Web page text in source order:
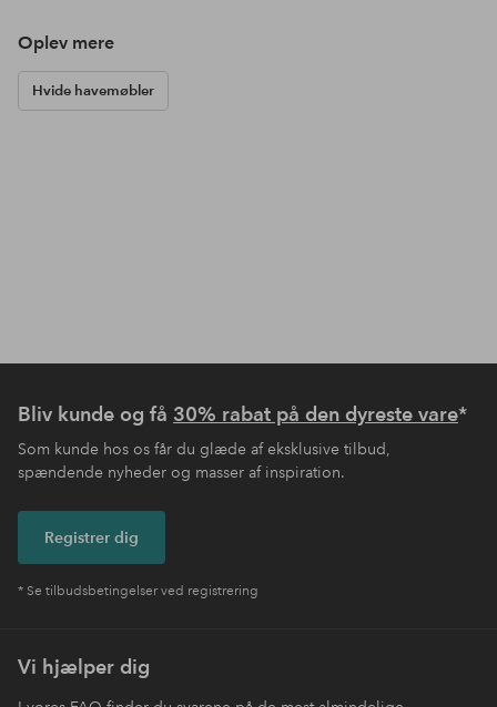
Oplev mere
Hvide havemøbler
Bliv kunde og få 30% rabat på den dyreste vare*
Som kunde hos os får du glæde af eksklusive tilbud,
spændende nyheder og masser af inspiration.
Registrer dig
* Se tilbudsbetingelser ved registrering
Vi hjælper dig